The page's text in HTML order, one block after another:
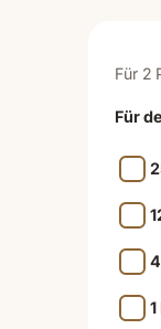
Für 2
Für